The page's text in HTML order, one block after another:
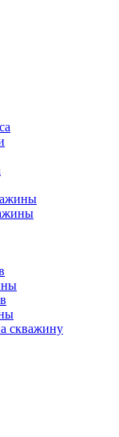
скважину